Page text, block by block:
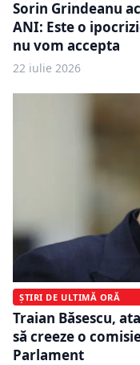
Sorin Grindeanu
ANI: Este o
nu vom accepta
22 iulie 2026
ȘTIRI DE ULTIMĂ ORĂ
Traian Băsescu,
să creeze o
Parlament